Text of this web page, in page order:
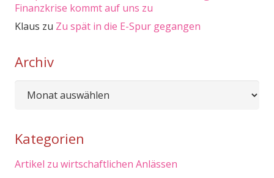
Finanzkrise kommt auf uns zu
Klaus zu Zu spät in die E-Spur gegangen
Archiv
Archiv
Kategorien
Artikel zu wirtschaftlichen Anlässen